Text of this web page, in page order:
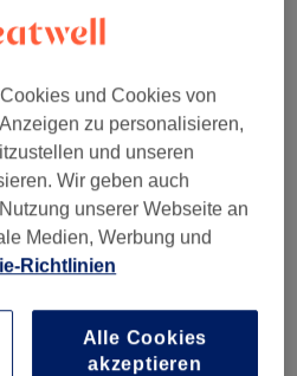
und Cookies von
zu personalisieren,
und unseren
Wir geben auch
unserer Webseite an
Medien, Werbung und
Richtlinien
Alle Cookies
akzeptieren